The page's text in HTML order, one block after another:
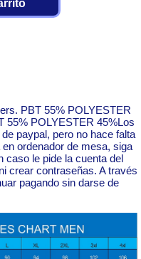
PBT 55% POLYESTER
55% POLYESTER 45%Los
paypal, pero no hace falta
ordenador de mesa, siga
caso le pide la cuenta del
crear contraseñas. A través
pagando sin darse de